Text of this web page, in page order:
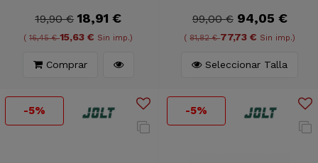
19,90 € 18,91 €
(16,45 €15,63 € Sin imp.)
Comprar
99,00 € 94,05 €
(81,82 €77,73 € Sin imp.)
Seleccionar Talla
-5% -5%